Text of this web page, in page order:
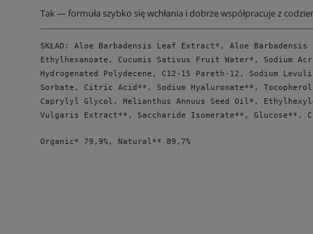
Tak — formuła szybko się wchłania i dobrze współpracuje z
SKŁAD: Aloe Barbadensis Leaf Extract*, Aloe
Ethylhexanoate, Cucumis Sativus Fruit Water*, Sodium
Hydrogenated Polydecene, C12-15 Pareth-12, Sodium
Sorbate, Citric Acid**, Sodium Hyaluronate**,
Caprylyl Glycol, Helianthus Annuus Seed Oil*,
Vulgaris Extract**, Saccharide Isomerate**, Glucose**,
Organic* 79,9%, Natural** 89,7%